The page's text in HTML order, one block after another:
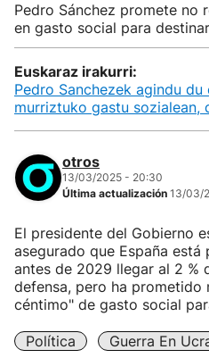
Pedro Sánchez promete no
en gasto social para
Euskaraz irakurri:
Pedro Sanchezek agindu
murriztuko gastu sozialean,
otros
13/03/2025 - 20:30
Última actualización 13/03/
El presidente del Gobierno
asegurado que España
antes de 2029 llegar al 2 %
defensa, pero ha prometido
céntimo" de gasto social
Política
Guerra En